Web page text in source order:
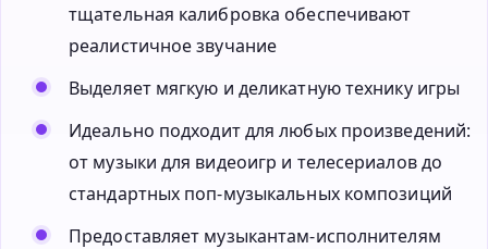
тщательная калибровка обеспечивают
реалистичное звучание
Выделяет мягкую и деликатную технику игры
Идеально подходит для любых произведений:
от музыки для видеоигр и телесериалов до
стандартных поп-музыкальных композиций
Предоставляет музыкантам-исполнителям